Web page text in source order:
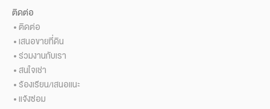
ติดต่อ
ติดต่อ
เสนอขายที่ดิน
ร่วมงานกับเรา
สนใจเช่า
ร้องเรียน/เสนอแนะ
แจ้งซ่อม